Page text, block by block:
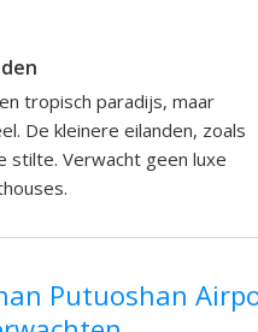
tropisch paradijs, maar
De kleinere eilanden, zoals
stilte. Verwacht geen luxe
Putuoshan